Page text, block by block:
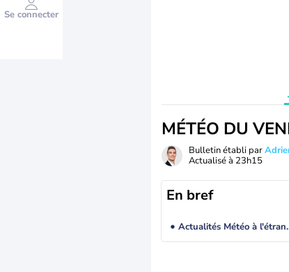
Se connecter
MÉTÉO DU
Bulletin établi par
Actualisé à 23h15
En bref